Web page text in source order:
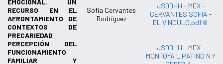
EMOCIONAL. UN
RECURSO EN EL
AFRONTAMIENTO DE
CONTEXTOS DE
PRECARIEDAD
Sofía Cervantes
Rodríguez
JSDDHH - MEX -
CERVANTES SOFIA -
EL VINCULO.pdf
PERCEPCIÓN DEL
FUNCIONAMIENTO
FAMILIAR Y
JSDDHH - MEX -
MONTOYA L PATIÑO N Y